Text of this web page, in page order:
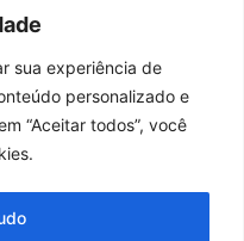
sua experiência de
personalizado e
“Aceitar todos”, você